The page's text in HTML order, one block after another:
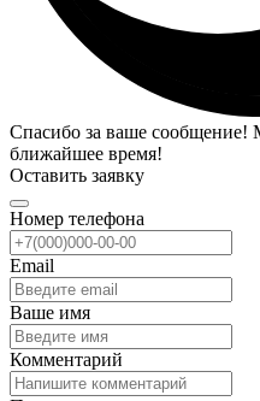
Спасибо за ваше сообщение!
ближайшее время!
Оставить заявку
Номер телефона
Email
Ваше имя
Комментарий